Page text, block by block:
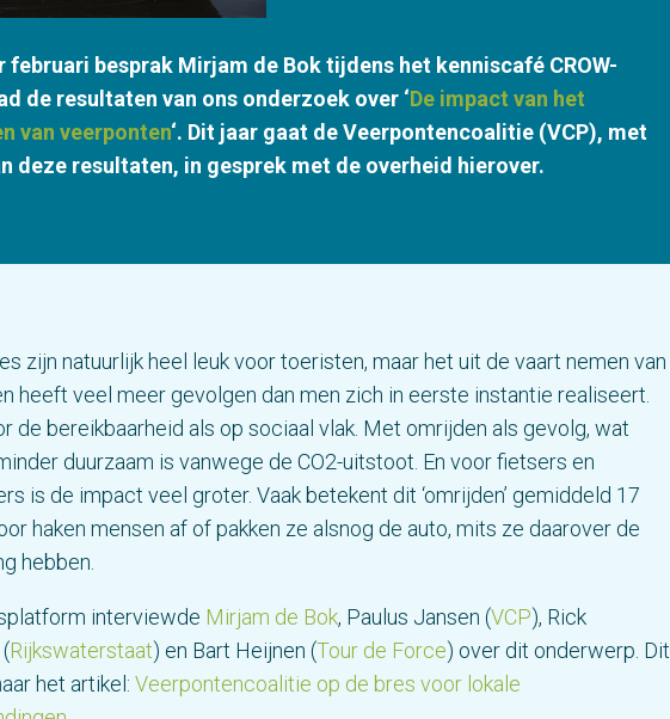
februari besprak Mirjam de Bok tijdens het kenniscafé CROW-
de resultaten van ons onderzoek over ‘De impact van het
van veerponten‘. Dit jaar gaat de Veerpontencoalitie (VCP), met
deze resultaten, in gesprek met de overheid hierover.
zijn natuurlijk heel leuk voor toeristen, maar het uit de vaart nemen van
heeft veel meer gevolgen dan men zich in eerste instantie realiseert.
de bereikbaarheid als op sociaal vlak. Met omrijden als gevolg, wat
duurzaam is vanwege de CO2-uitstoot. En voor fietsers en
is de impact veel groter. Vaak betekent dit ‘omrijden’ gemiddeld 17
haken mensen af of pakken ze alsnog de auto, mits ze daarover de
hebben.
interviewde Mirjam de Bok, Paulus Jansen (VCP), Rick
Rijkswaterstaat) en Bart Heijnen (Tour de Force) over dit onderwerp. Dit
het artikel: Veerpontencoalitie op de bres voor lokale